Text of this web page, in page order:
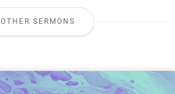
OTHER SERMONS